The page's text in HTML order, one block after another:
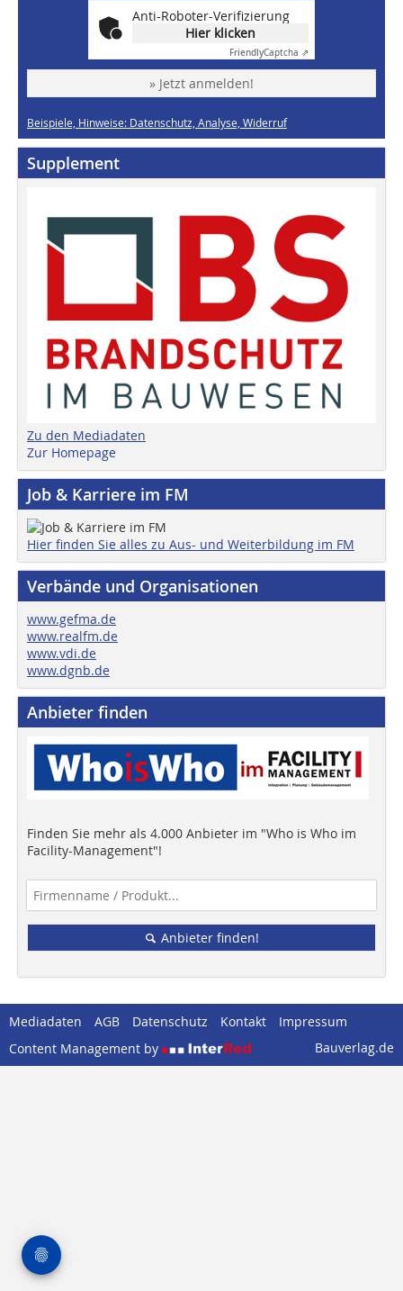
Anti-Roboter-Verifizierung
Hier klicken
FriendlyCaptcha ⇗
» Jetzt anmelden!
Beispiele, Hinweise: Datenschutz, Analyse, Widerruf
Supplement
Zu den Mediadaten
Zur Homepage
Job & Karriere im FM
Hier finden Sie alles zu Aus- und Weiterbildung im FM
Verbände und Organisationen
www.gefma.de
www.realfm.de
www.vdi.de
www.dgnb.de
Anbieter finden
Finden Sie mehr als 4.000 Anbieter im "Who is Who im
Facility-Management"!
Anbieter finden!
Mediadaten AGB Datenschutz Kontakt
Impressum
Content Management by
Bauverlag.de